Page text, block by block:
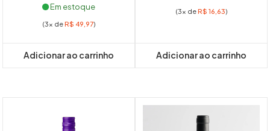
Em estoque
(3x deR$ 49,97)
Adicionar ao carrinho
(3x deR$ 16,63)
Adicionar ao carrinho